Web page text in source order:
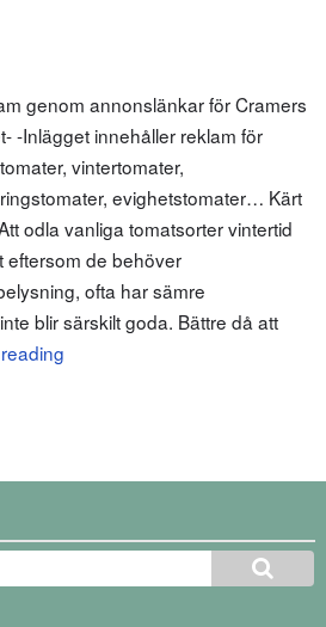
genom annonslänkar för Cramers
-Inlägget innehåller reklam för
vintertomater,
evighetstomater… Kärt
odla vanliga tomatsorter vintertid
eftersom de behöver
ofta har sämre
blir särskilt goda. Bättre då att